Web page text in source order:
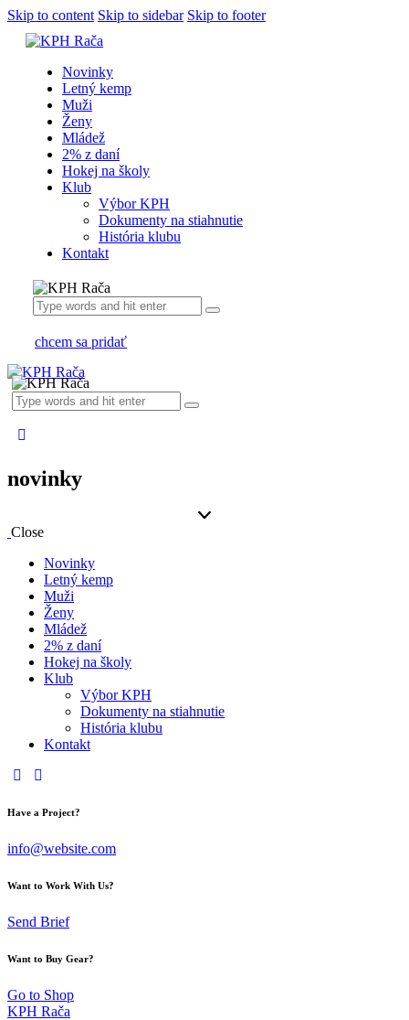
Skip to content Skip to sidebar Skip to footer
Novinky
Letný kemp
Muži
Ženy
Mládež
2% z daní
Hokej na školy
Klub
Výbor KPH
Dokumenty na stiahnutie
História klubu
Kontakt
chcem sa pridať
novinky
Close
Novinky
Letný kemp
Muži
Ženy
Mládež
2% z daní
Hokej na školy
Klub
Výbor KPH
Dokumenty na stiahnutie
História klubu
Kontakt
Have a Project?
info@website.com
Want to Work With Us?
Send Brief
Want to Buy Gear?
Go to Shop
KPH Rača